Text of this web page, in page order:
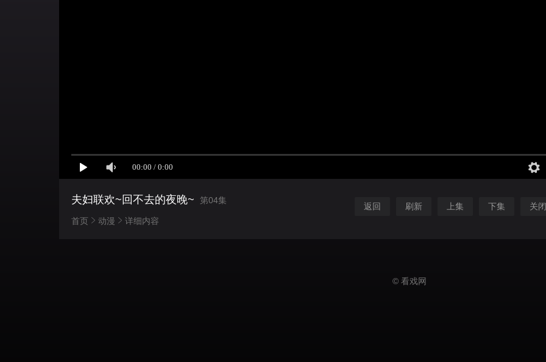
返回 刷新 上集 下集 关
夫妇联欢~回不去的夜晚~ 第04集
首页 动漫 详细内容
© 看戏网